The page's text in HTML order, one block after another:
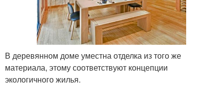
В деревянном доме уместна отделка из того же
материала, этому соответствуют концепции
экологичного жилья.